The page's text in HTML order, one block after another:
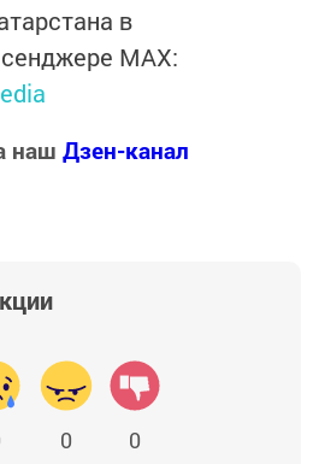
в
MАХ:
наш Дзен-канал
0 0